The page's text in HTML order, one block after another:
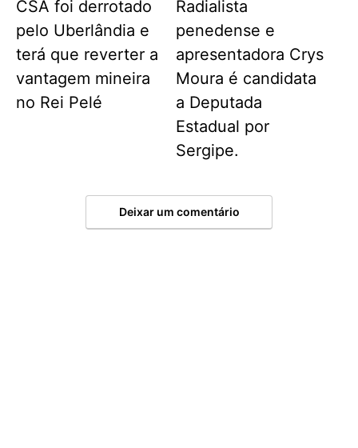
CSA foi derrotado
pelo Uberlândia e
terá que reverter a
vantagem mineira
no Rei Pelé
Radialista
penedense e
apresentadora Crys
Moura é candidata
a Deputada
Estadual por
Sergipe.
Deixar um comentário